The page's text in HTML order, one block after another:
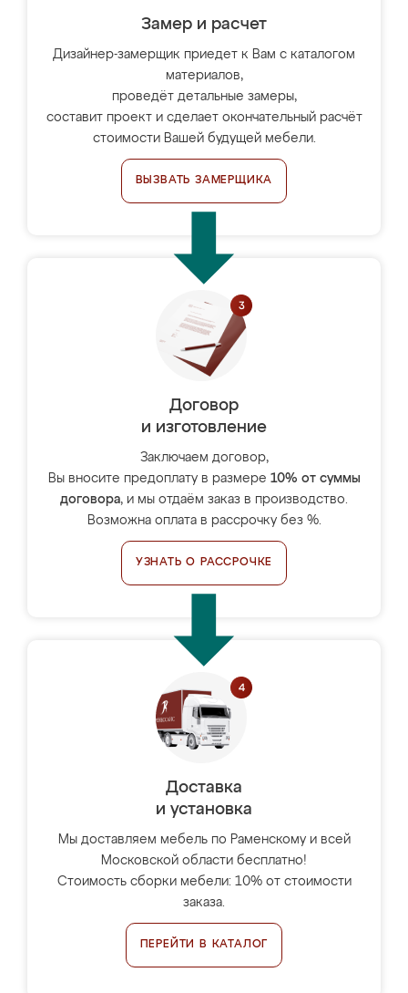
Замер и расчет
Дизайнер-замерщик приедет к Вам с каталогом
материалов,
проведёт детальные замеры,
составит проект и сделает окончательный расчёт
стоимости Вашей будущей мебели.
ВЫЗВАТЬ ЗАМЕРЩИКА
Договор
и изготовление
Заключаем договор,
Вы вносите предоплату в размере 10% от суммы
договора, и мы отдаём заказ в производство.
Возможна оплата в рассрочку без %.
УЗНАТЬ О РАССРОЧКЕ
Доставка
и установка
Мы доставляем мебель по Раменскому и всей
Московской области бесплатно!
Стоимость сборки мебели: 10% от стоимости
заказа.
ПЕРЕЙТИ В КАТАЛОГ